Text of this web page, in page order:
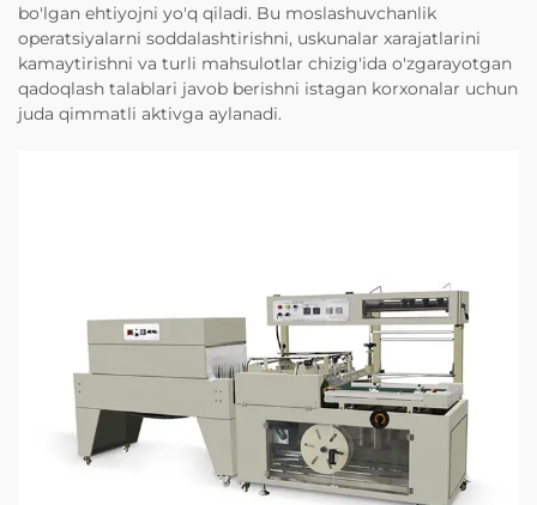
bo'lgan ehtiyojni yo'q qiladi. Bu moslashuvchanlik
operatsiyalarni soddalashtirishni, uskunalar xarajatlarini
kamaytirishni va turli mahsulotlar chizig'ida o'zgarayotgan
qadoqlash talablari javob berishni istagan korxonalar uchun
juda qimmatli aktivga aylanadi.